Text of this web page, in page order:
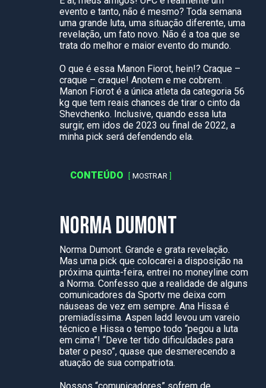
evento e tanto, não é mesmo? Toda semana
uma grande luta, uma situação diferente, uma
revelação, um fato novo. Não é a toa que se
trata do melhor e maior evento do mundo.
O que é essa Manon Fiorot, hein!? Craque –
craque – craque! Anotem e me cobrem.
Manon Fiorot é a única atleta da categoria 56
kg que tem reais chances de tirar o cinto da
Shevchenko. Inclusive, quando essa luta
surgir, em idos de 2023 ou final de 2022, a
minha pick será defendendo ela.
CONTEÚDO MOSTRAR
NORMA DUMONT
Norma Dumont. Grande e grata revelação.
Mas uma pick que colocarei a disposição na
próxima quinta-feira, entrei no moneyline com
a Norma. Confesso que a realidade de alguns
comunicadores da Sportv me deixa com
náuseas de vez em sempre. Ana Hissa é
premiadíssima. Aspen ladd levou um vareio
técnico e Hissa o tempo todo “pegou a luta
em cima”! “Deve ter tido dificuldades para
bater o peso”, quase que desmerecendo a
atuação de sua compatriota.